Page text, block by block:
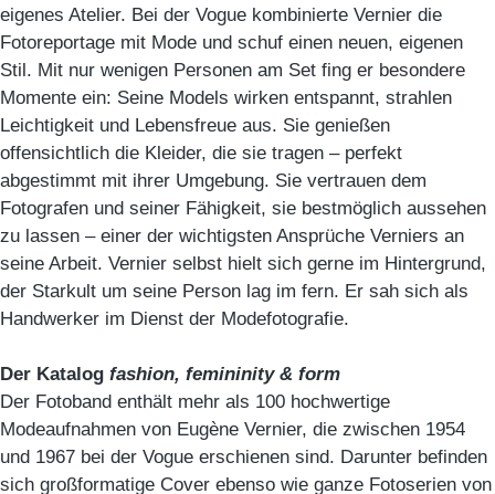
eigenes Atelier. Bei der Vogue kombinierte Vernier die
Fotoreportage mit Mode und schuf einen neuen, eigenen
Stil. Mit nur wenigen Personen am Set fing er besondere
Momente ein: Seine Models wirken entspannt, strahlen
Leichtigkeit und Lebensfreue aus. Sie genießen
offensichtlich die Kleider, die sie tragen – perfekt
abgestimmt mit ihrer Umgebung. Sie vertrauen dem
Fotografen und seiner Fähigkeit, sie bestmöglich aussehen
zu lassen – einer der wichtigsten Ansprüche Verniers an
seine Arbeit. Vernier selbst hielt sich gerne im Hintergrund,
der Starkult um seine Person lag im fern. Er sah sich als
Handwerker im Dienst der Modefotografie.
Der Katalog fashion, femininity & form
Der Fotoband enthält mehr als 100 hochwertige
Modeaufnahmen von Eugène Vernier, die zwischen 1954
und 1967 bei der Vogue erschienen sind. Darunter befinden
sich großformatige Cover ebenso wie ganze Fotoserien von